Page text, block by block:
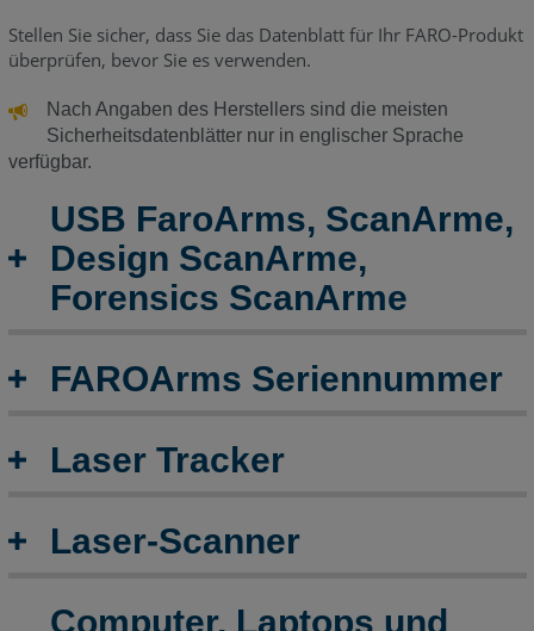
Stellen Sie sicher, dass Sie das Datenblatt für Ihr FARO-Produkt
überprüfen, bevor Sie es verwenden.
Nach Angaben des Herstellers sind die meisten
Sicherheitsdatenblätter nur in englischer Sprache
verfügbar.
USB FaroArms, ScanArme,
Design ScanArme,
Forensics ScanArme
FAROArms Seriennummer
Laser Tracker
Laser-Scanner
Computer, Laptops und